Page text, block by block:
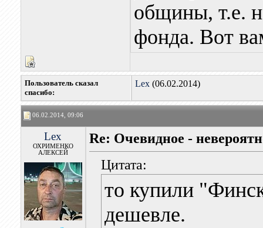
общины, т.е.
фонда. Вот
Пользователь сказал
cпасибо:
Lex(06.02.2014)
06.02.2014, 09:06
Lex
ОХРИМЕНКО
АЛЕКСЕЙ
Re: Очевидное -
Цитата:
то купили
дешевле.